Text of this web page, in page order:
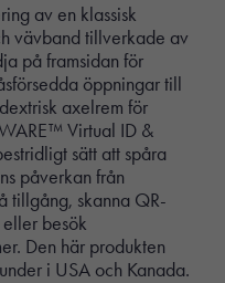
av en klassisk
vävband tillverkade av
på framsidan för
öppningar till
axelrem för
Virtual ID &
sätt att spåra
påverkan från
tillgång, skanna QR-
besök
Den här produkten
i USA och Kanada.